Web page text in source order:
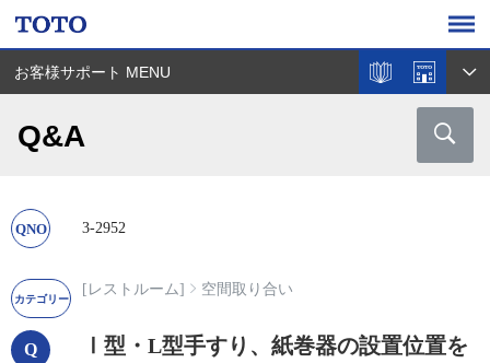
お客様サポート MENU
Q&A
3-2952
[レストルーム] 空間取り合い
Ⅰ型・L型手すり、紙巻器の設置位置を